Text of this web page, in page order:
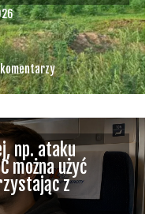
np. ataku
można użyć
z